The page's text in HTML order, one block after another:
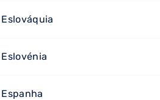
Eslováquia
Eslovénia
Espanha